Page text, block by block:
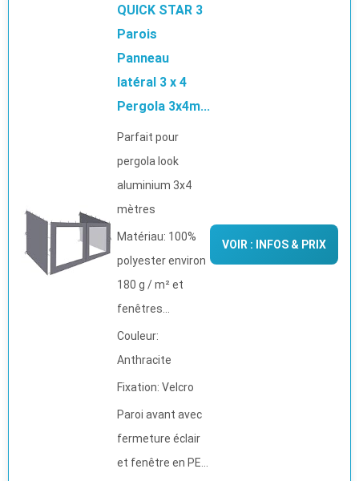
QUICK STAR 3
Parois
Panneau
latéral 3 x 4
Pergola 3x4m...
Parfait pour
pergola look
aluminium 3x4
mètres
Matériau: 100%
polyester environ
180 g / m² et
fenêtres...
Couleur:
Anthracite
Fixation: Velcro
Paroi avant avec
fermeture éclair
et fenêtre en PE...
VOIR : INFOS & PRIX